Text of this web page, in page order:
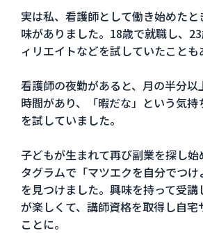
実は私、看護師として働き始めた
味がありました。18歳で就職し、
ィリエイトなどを試していたことも
看護師の夜勤があると、月の半分以
時間があり、「暇だな」という気持
を試していました。
子どもが生まれて再び副業を探し始
タグラムで「マツエクを自分でつ
を見つけました。興味を持って受
が楽しくて、講師資格を取得し自宅
ことに。